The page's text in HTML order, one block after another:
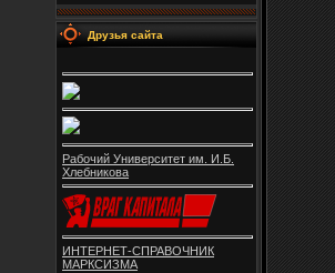
Друзья сайта
Рабочий Университет им. И.Б.
Хлебникова
ИНТЕРНЕТ-СПРАВОЧНИК
МАРКСИЗМА